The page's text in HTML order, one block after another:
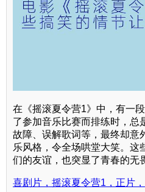
在《摇滚夏令营1》中，有一
了参加音乐比赛而排练时，总
故障、误解歌词等，最终却意
乐风格，令全场哄堂大笑。这
们的友谊，也突显了青春的无
喜剧片，摇滚夏令营1，正片，